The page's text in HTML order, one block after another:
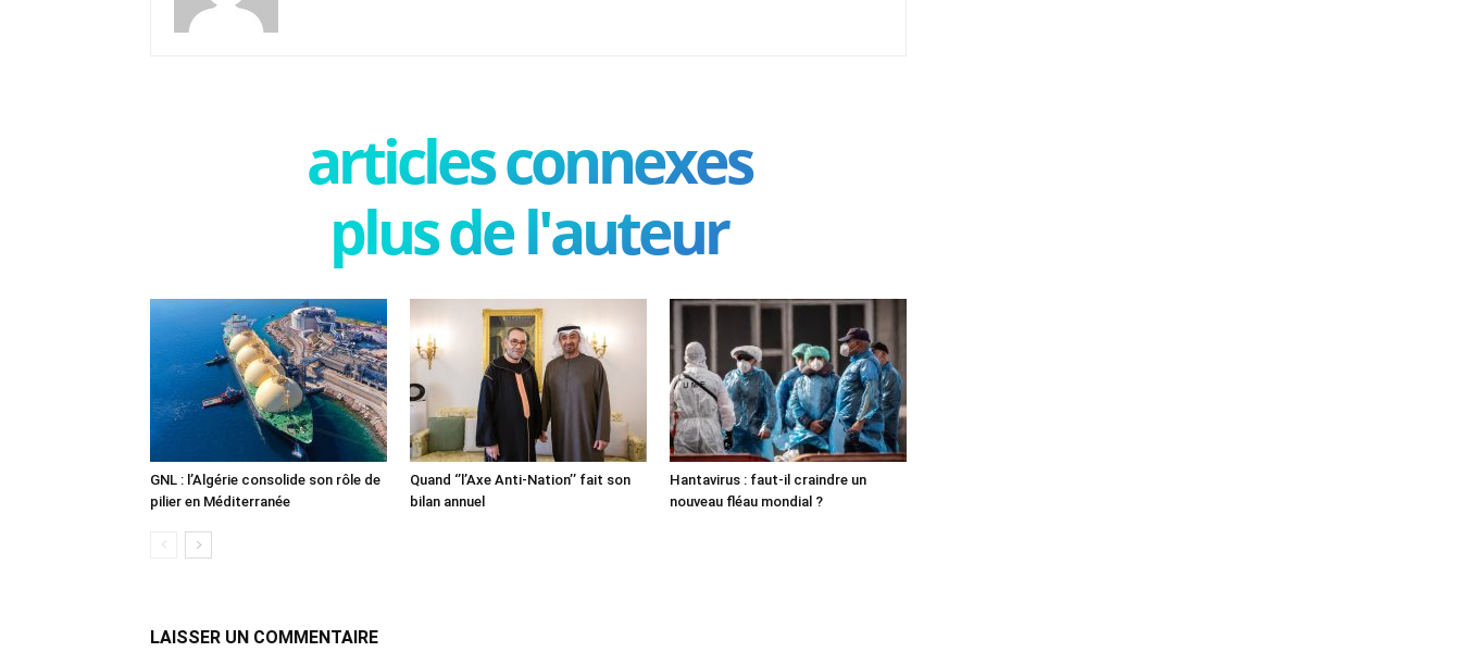
articles connexes
plus de l'auteur
GNL : l’Algérie consolide son rôle de
pilier en Méditerranée
Quand ‘’l’Axe Anti-Nation’’ fait son
bilan annuel
Hantavirus : faut-il craindre un
nouveau fléau mondial ?
LAISSER UN COMMENTAIRE